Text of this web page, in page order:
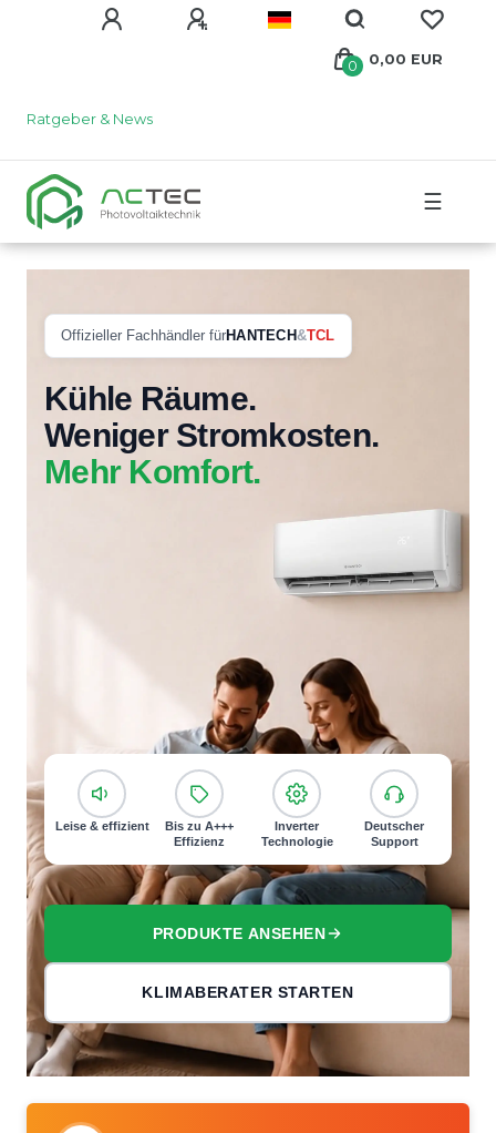
Ratgeber & News
0 0,00 EUR
☰
Offizieller Fachhändler fürHANTECH&TCL
Kühle Räume.
Weniger Stromkosten.
Mehr Komfort.
Leise & effizient
Bis zu A+++
Effizienz
Inverter
Technologie
Deutscher
Support
PRODUKTE ANSEHEN
KLIMABERATER STARTEN